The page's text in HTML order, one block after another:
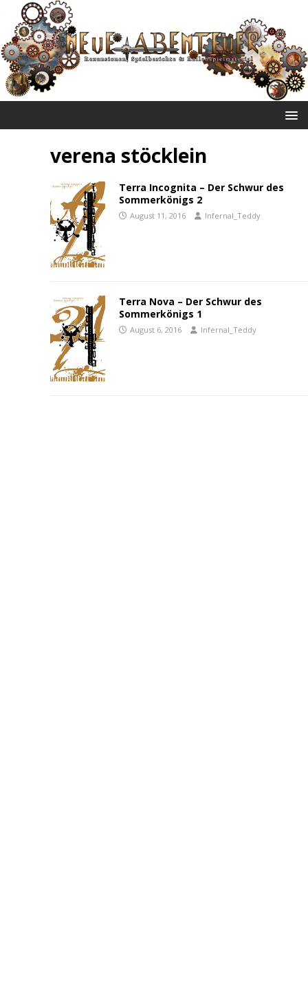
verena stöcklein
Terra Incognita – Der Schwur des
Sommerkönigs 2
August 11, 2016 Infernal_Teddy
Terra Nova – Der Schwur des
Sommerkönigs 1
August 6, 2016 Infernal_Teddy